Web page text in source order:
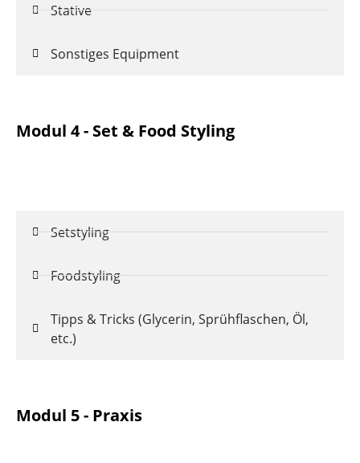
Stative
Sonstiges Equipment
Modul 4 - Set & Food Styling
Setstyling
Foodstyling
Tipps & Tricks (Glycerin, Sprühflaschen, Öl,
etc.)
Modul 5 - Praxis